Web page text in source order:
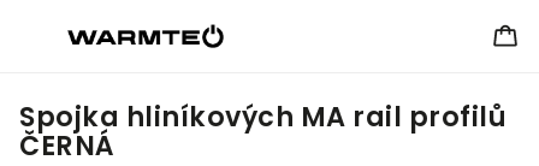
Spojka hliníkových MA rail profilů
ČERNÁ